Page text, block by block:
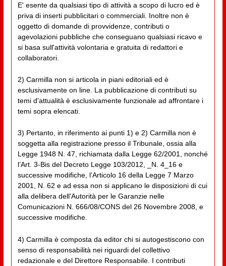
E' esente da qualsiasi tipo di attività a scopo di lucro ed è
priva di inserti pubblicitari o commerciali. Inoltre non è
oggetto di domande di provvidenze, contributi o
agevolazioni pubbliche che conseguano qualsiasi ricavo e
si basa sull'attività volontaria e gratuita di redattori e
collaboratori.
2) Carmilla non si articola in piani editoriali ed è
esclusivamente on line. La pubblicazione di contributi su
temi d'attualità è esclusivamente funzionale ad affrontare i
temi sopra elencati.
3) Pertanto, in riferimento ai punti 1) e 2) Carmilla non è
soggetta alla registrazione presso il Tribunale, ossia alla
Legge 1948 N. 47, richiamata dalla Legge 62/2001, nonché
l’Art. 3-Bis del Decreto Legge 103/2012, _N. 4_16 e
successive modifiche, l’Articolo 16 della Legge 7 Marzo
2001, N. 62 e ad essa non si applicano le disposizioni di cui
alla delibera dell'Autorità per le Garanzie nelle
Comunicazioni N. 666/08/CONS del 26 Novembre 2008, e
successive modifiche.
4) Carmilla è composta da editor chi si autogestiscono con
senso di responsabilità nei riguardi del collettivo
redazionale e del Direttore Responsabile. I contributi